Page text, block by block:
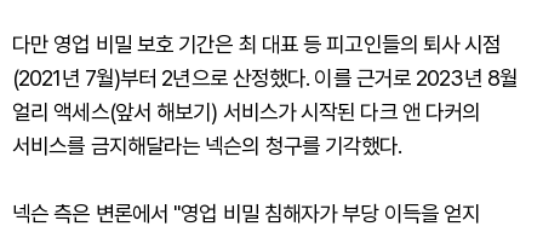
다만 영업 비밀 보호 기간은 최 대표 등 피고인들의 퇴사 시점
(2021년 7월)부터 2년으로 산정했다. 이를 근거로 2023년 8월
얼리 액세스(앞서 해보기) 서비스가 시작된 다크 앤 다커의
서비스를 금지해달라는 넥슨의 청구를 기각했다.
넥슨 측은 변론에서 "영업 비밀 침해자가 부당 이득을 얻지